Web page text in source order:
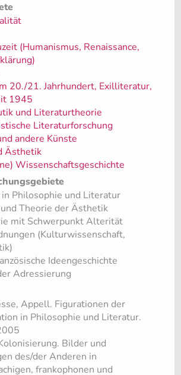
(Humanismus, Renaissance,
20./21. Jahrhundert, Exilliteratur,
1945
und Literaturtheorie
Literaturforschung
andere Künste
Ästhetik
Wissenschaftsgeschichte
Philosophie und Literatur
Theorie der Ästhetik
mit Schwerpunkt Alterität
(Kulturwissenschaft,
Ideengeschichte
Adressierung
Appell. Figurationen der
in Philosophie und Literatur.
Bilder und
des/der Anderen in
frankophonen und